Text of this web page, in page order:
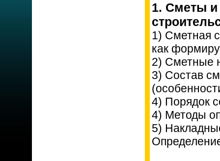
1. Сметы и
1) Сметная
как
2) Сметные
3) Состав
4) Порядок
4) Методы
5)